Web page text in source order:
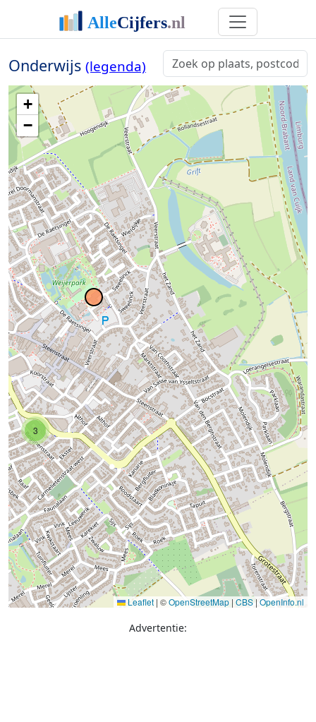
Onderwijs (legenda)
3
+
−
Leaflet | ©OpenStreetMap | CBS | OpenInfo.nl
Advertentie: